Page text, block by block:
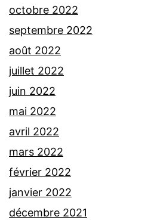
octobre 2022
septembre 2022
août 2022
juillet 2022
juin 2022
mai 2022
avril 2022
mars 2022
février 2022
janvier 2022
décembre 2021